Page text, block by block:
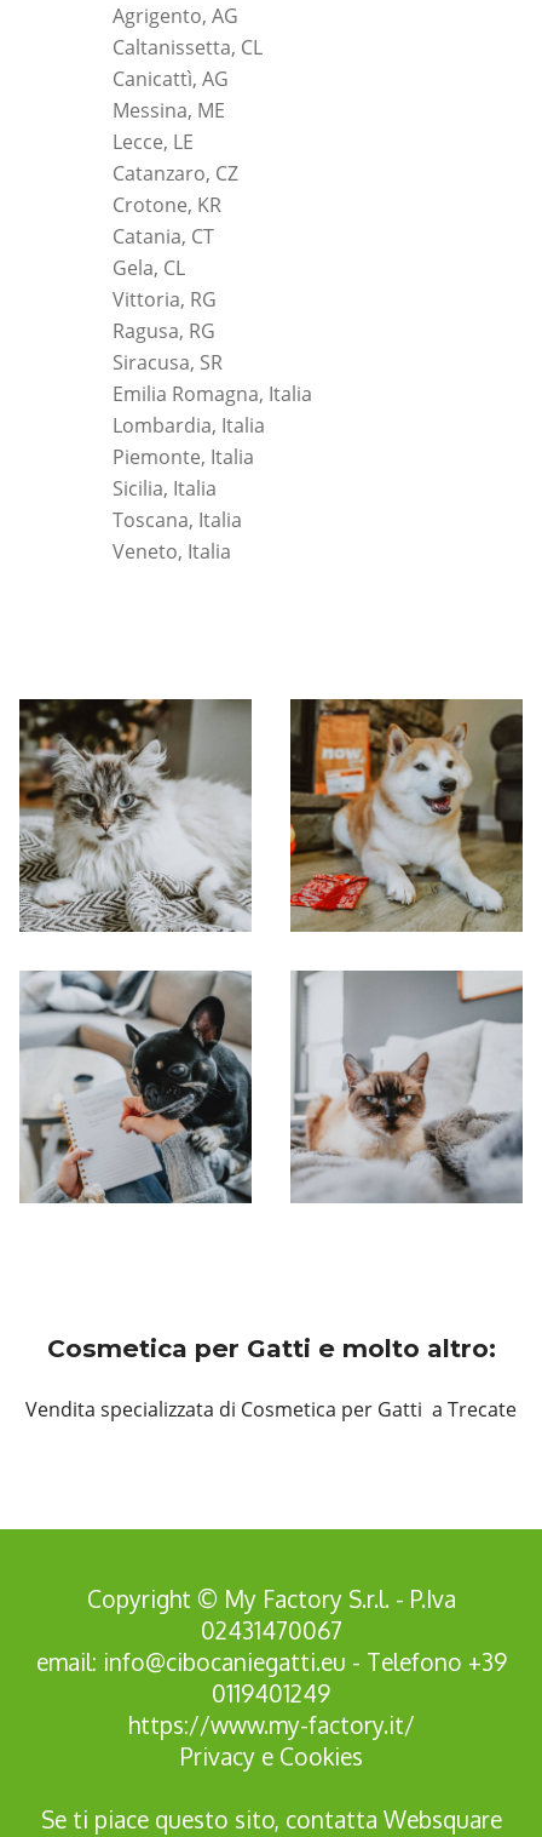
Agrigento, AG
Caltanissetta, CL
Canicattì, AG
Messina, ME
Lecce, LE
Catanzaro, CZ
Crotone, KR
Catania, CT
Gela, CL
Vittoria, RG
Ragusa, RG
Siracusa, SR
Emilia Romagna, Italia
Lombardia, Italia
Piemonte, Italia
Sicilia, Italia
Toscana, Italia
Veneto, Italia
Cosmetica per Gatti e molto altro:
Vendita specializzata di Cosmetica per Gatti a Trecate
Copyright © My Factory S.r.l. - P.Iva
02431470067
email: info@cibocaniegatti.eu - Telefono +39
0119401249
https://www.my-factory.it/
Privacy e Cookies
Se ti piace questo sito, contatta Websquare